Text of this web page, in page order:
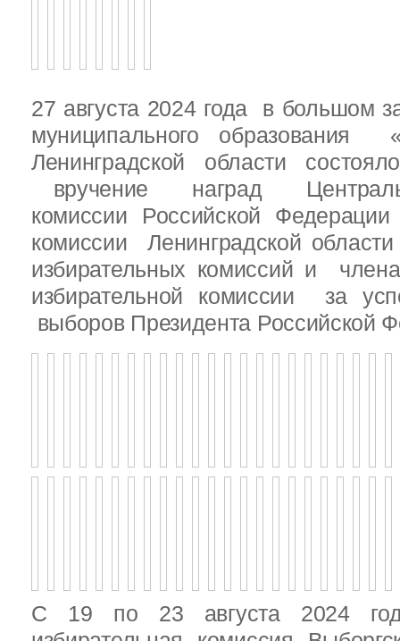
27 августа 2024 года в большом
муниципального образования
Ленинградской области
вручение наград
комиссии Российской
комиссии Ленинградской
избирательных комиссий и
избирательной комиссии за
выборов Президента Российской
С 19 по 23 августа 2024